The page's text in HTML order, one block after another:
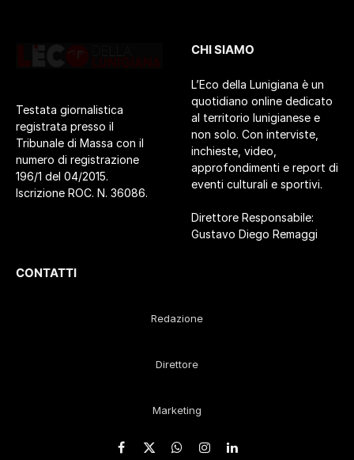
Testata giornalistica
registrata presso il
Tribunale di Massa con il
numero di registrazione
196/1 del 04/2015.
Iscrizione ROC. N. 36086.
CHI SIAMO
L’Eco della Lunigiana è un
quotidiano online dedicato
al territorio lunigianese e
non solo. Con interviste,
inchieste, video,
approfondimenti e report di
eventi culturali e sportivi.
Direttore Responsabile:
Gustavo Diego Remaggi
CONTATTI
Redazione
Direttore
Marketing